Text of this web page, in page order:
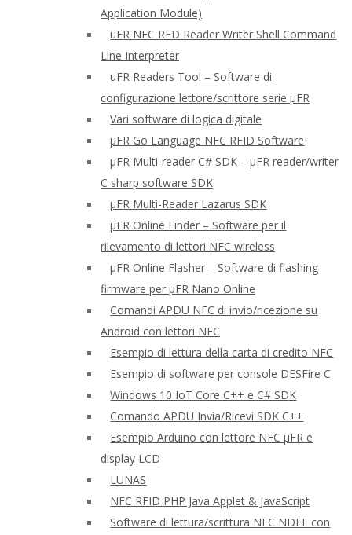
Application Module)
uFR NFC RFD Reader Writer Shell Command
Line Interpreter
uFR Readers Tool – Software di
configurazione lettore/scrittore serie μFR
Vari software di logica digitale
μFR Go Language NFC RFID Software
μFR Multi-reader C# SDK – μFR reader/writer
C sharp software SDK
μFR Multi-Reader Lazarus SDK
μFR Online Finder – Software per il
rilevamento di lettori NFC wireless
μFR Online Flasher – Software di flashing
firmware per μFR Nano Online
Comandi APDU NFC di invio/ricezione su
Android con lettori NFC
Esempio di lettura della carta di credito NFC
Esempio di software per console DESFire C
Windows 10 IoT Core C++ e C# SDK
Comando APDU Invia/Ricevi SDK C++
Esempio Arduino con lettore NFC μFR e
display LCD
LUNAS
NFC RFID PHP Java Applet & JavaScript
Software di lettura/scrittura NFC NDEF con